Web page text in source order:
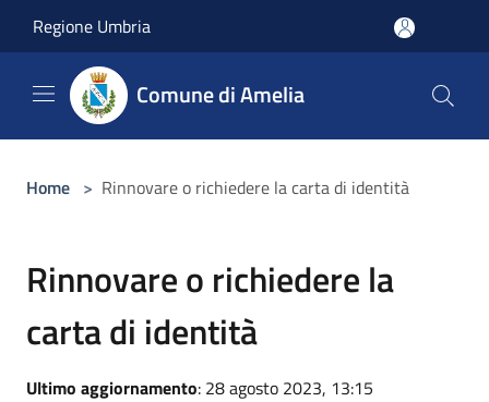
Regione Umbria
Comune di Amelia
Home > Rinnovare o richiedere la carta di identità
Rinnovare o richiedere la
carta di identità
Ultimo aggiornamento: 28 agosto 2023, 13:15